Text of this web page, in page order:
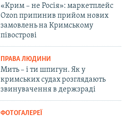
«Крим – не Росія»: маркетплейс
Ozon припинив прийом нових
замовлень на Кримському
півострові
ПРАВА ЛЮДИНИ
Мить – і ти шпигун. Як у
кримських судах розглядають
звинувачення в держзраді
ФОТОГАЛЕРЕЇ